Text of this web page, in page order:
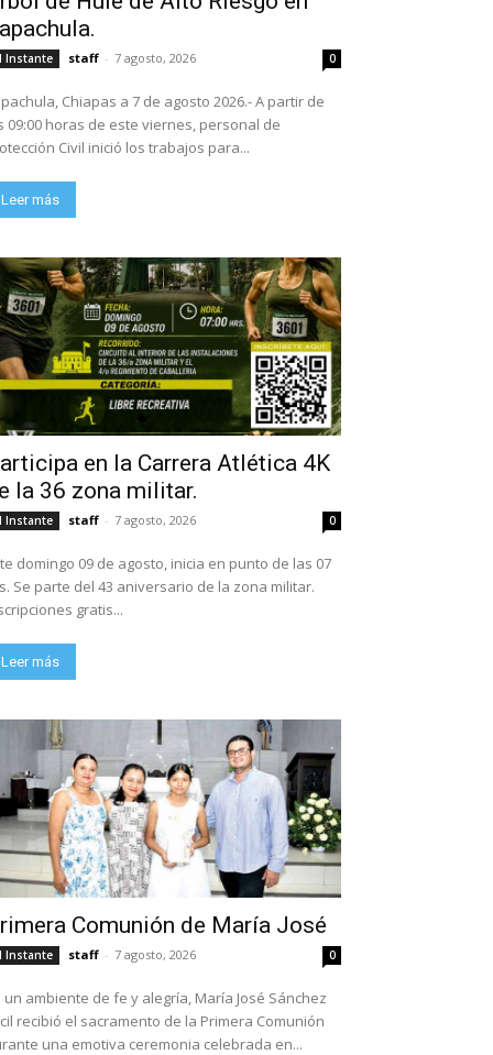
Instante staff - 7 agosto, 2026 0
Chiapas a 7 de agosto 2026.- A partir de
09:00 horas de este viernes, personal de
Civil inició los trabajos para...
Leer más
en la Carrera Atlética 4K
la 36 zona militar.
Instante staff - 7 agosto, 2026 0
domingo 09 de agosto, inicia en punto de las 07
zona militar.
gratis...
Leer más
Comunión de María José
Instante staff - 7 agosto, 2026 0
un ambiente de fe y alegría, María José Sánchez
recibió el sacramento de la Primera Comunión
una emotiva ceremonia celebrada en...